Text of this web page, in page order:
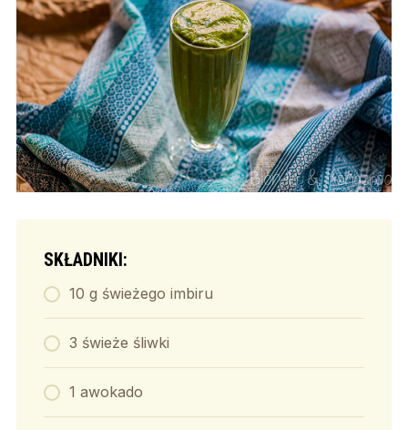
SKŁADNIKI:
10 g świeżego imbiru
3 świeże śliwki
1 awokado